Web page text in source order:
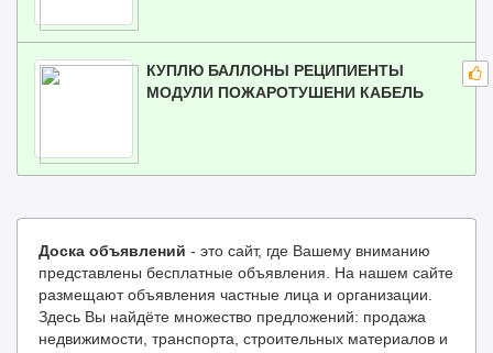
КУПЛЮ БАЛЛОНЫ РЕЦИПИЕНТЫ
МОДУЛИ ПОЖАРОТУШЕНИ КАБЕЛЬ
Доска объявлений - это сайт, где Вашему вниманию
представлены бесплатные объявления. На нашем сайте
размещают объявления частные лица и организации.
Здесь Вы найдёте множество предложений: продажа
недвижимости, транспорта, строительных материалов и